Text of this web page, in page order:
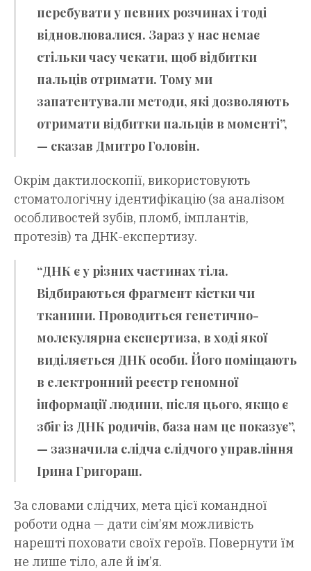
перебувати у певних розчинах і тоді
відновлювалися. Зараз у нас немає
стільки часу чекати, щоб відбитки
пальців отримати. Тому ми
запатентували методи, які дозволяють
отримати відбитки пальців в моменті”,
— сказав Дмитро Головін.
Окрім дактилоскопії, використовують
стоматологічну ідентифікацію (за аналізом
особливостей зубів, пломб, імплантів,
протезів) та ДНК-експертизу.
“ДНК є у різних частинах тіла.
Відбираються фрагмент кістки чи
тканини. Проводиться генетично-
молекулярна експертиза, в ході якої
виділяється ДНК особи. Його поміщають
в електронний реєстр геномної
інформації людини, після цього, якщо є
збіг із ДНК родичів, база нам це показує”,
— зазначила слідча слідчого управління
Ірина Григораш.
За словами слідчих, мета цієї командної
роботи одна — дати сім’ям можливість
нарешті поховати своїх героїв. Повернути їм
не лише тіло, але й ім’я.